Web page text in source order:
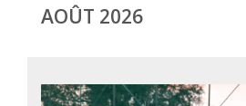
AOÛT 2026